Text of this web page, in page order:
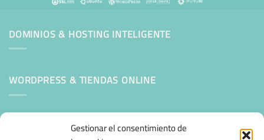
Gestionar el consentimiento de
DOMINIOS & HOSTING INTELIGENTE
WORDPRESS & TIENDAS ONLINE
Mantenimiento Web WordPress